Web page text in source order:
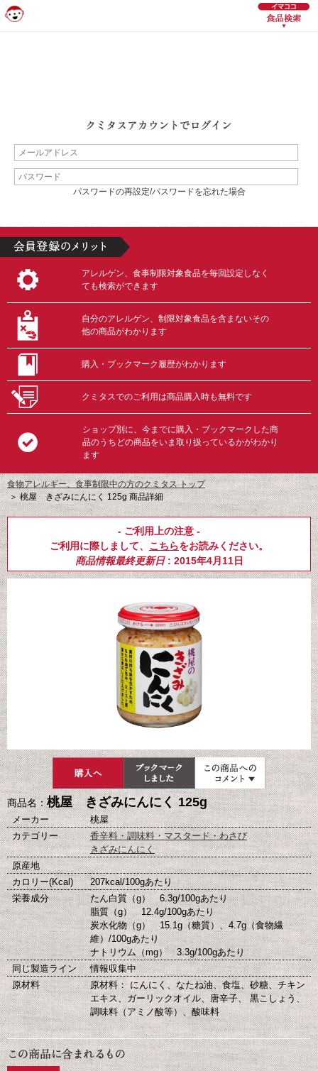
パスワードの再設定/パスワードを忘れた場合
アレルゲン、食事制限対象食品を毎回設定しなく
ても検索ができます
自分のアレルゲン、制限対象食品を含まないその
他の商品がわかります
購入・ブックマーク履歴がわかります
クミタスでのご利用は商品購入時も無料です
ショップ別に、今までに購入・ブックマークした商
品のうちどの商品をいま取り扱っているかがわかり
ます
食物アレルギー、食事制限中の方のクミタス トップ
＞桃屋 きざみにんにく 125g 商品詳細
- ご利用上の注意 -
ご利用に際しまして、 こちらをお読みください。
商品情報最終更新日: 2015年4月11日
商品名：桃屋 きざみにんにく 125g
メーカー
桃屋
カテゴリー
香辛料・調味料・マスタード・わさび
きざみにんにく
原産地
カロリー(Kcal)
207kcal/100gあたり
栄養成分
たん白質（g） 6.3g/100gあたり
脂質（g） 12.4g/100gあたり
炭水化物（g） 15.1g（糖質）、4.7g（食物繊
維）/100gあたり
ナトリウム（mg） 3.3g/100gあたり
同じ製造ライン
情報収集中
原材料
原材料： にんにく、なたね油、食塩、砂糖、チキン
エキス、ガーリックオイル、唐辛子、 黒こしょう、
調味料（アミノ酸等）、酸味料